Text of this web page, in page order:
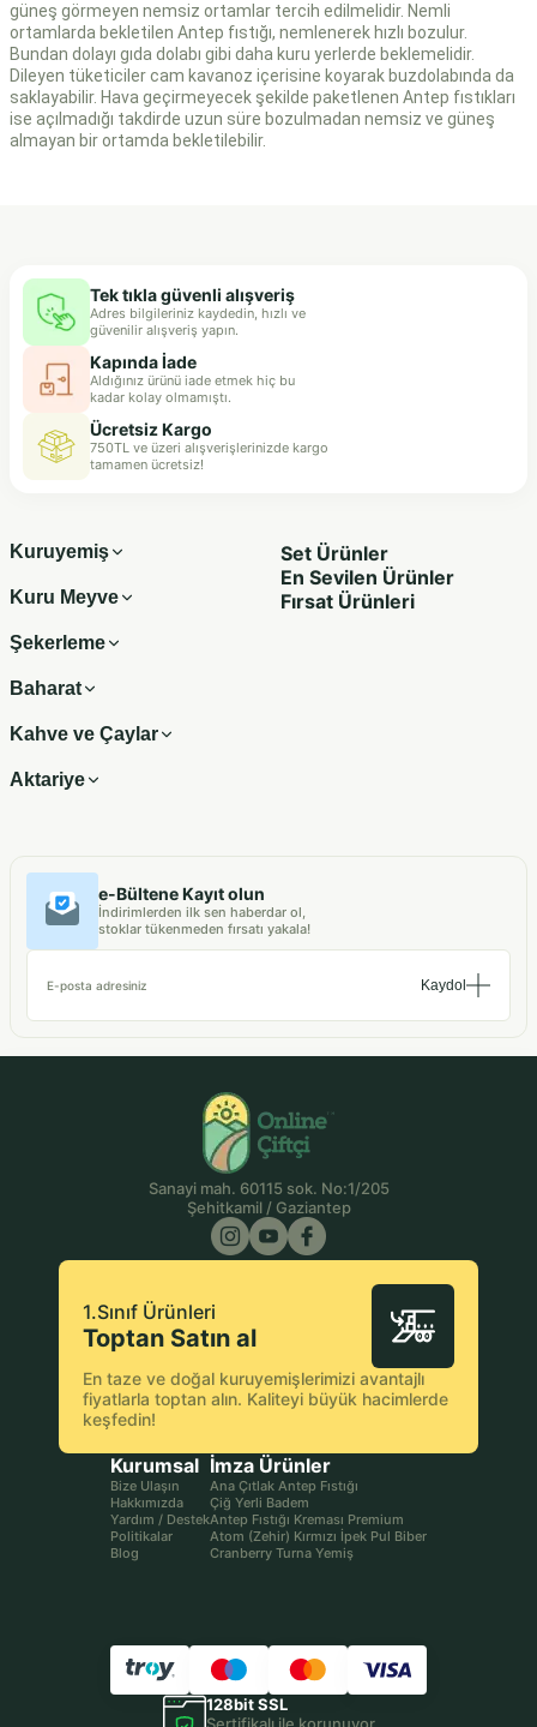
güneş görmeyen nemsiz ortamlar tercih edilmelidir. Nemli
ortamlarda bekletilen Antep fıstığı, nemlenerek hızlı bozulur.
Bundan dolayı gıda dolabı gibi daha kuru yerlerde beklemelidir.
Dileyen tüketiciler cam kavanoz içerisine koyarak buzdolabında da
saklayabilir. Hava geçirmeyecek şekilde paketlenen Antep fıstıkları
ise açılmadığı takdirde uzun süre bozulmadan nemsiz ve güneş
almayan bir ortamda bekletilebilir.
Tek tıkla güvenli alışveriş
Adres bilgileriniz kaydedin, hızlı ve
güvenilir alışveriş yapın.
Kapında İade
Aldığınız ürünü iade etmek hiç bu
kadar kolay olmamıştı.
Ücretsiz Kargo
750TL ve üzeri alışverişlerinizde kargo
tamamen ücretsiz!
Kuruyemiş
Kuru Meyve
Şekerleme
Baharat
Kahve ve Çaylar
Aktariye
Set Ürünler
En Sevilen Ürünler
Fırsat Ürünleri
e-Bültene Kayıt olun
İndirimlerden ilk sen haberdar ol,
stoklar tükenmeden fırsatı yakala!
E-posta adresiniz Kaydol
Kurumsal
Bize Ulaşın
Hakkımızda
Yardım / Destek
Politikalar
Blog
İmza Ürünler
Ana Çıtlak Antep Fıstığı
Çiğ Yerli Badem
Antep Fıstığı Kreması Premium
Atom (Zehir) Kırmızı İpek Pul Biber
Cranberry Turna Yemiş
1.Sınıf Ürünleri
Toptan Satın al
En taze ve doğal kuruyemişlerimizi avantajlı
fiyatlarla toptan alın. Kaliteyi büyük hacimlerde
keşfedin!
Sanayi mah. 60115 sok. No:1/205
Şehitkamil / Gaziantep
128bit SSL